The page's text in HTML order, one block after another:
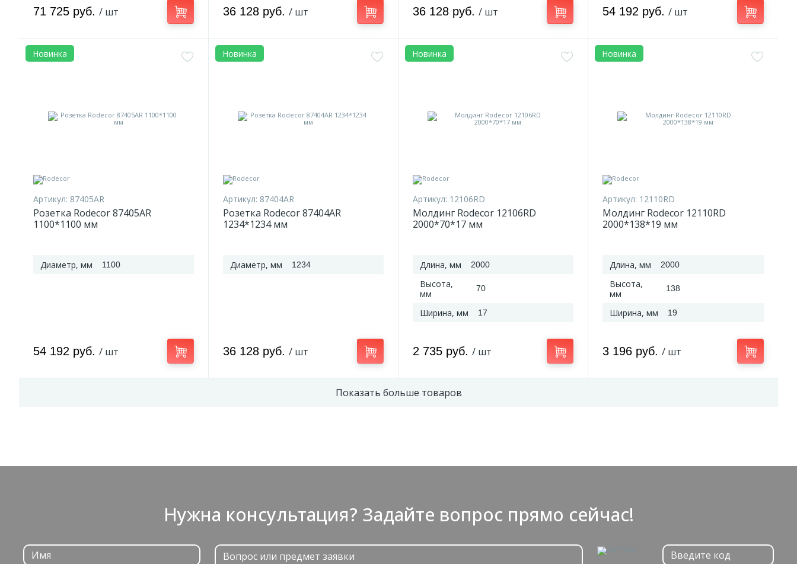
71 725 руб. / шт 36 128 руб. / шт 36 128 руб. / шт 54 192 руб. / шт
Новинка
Артикул: 87405AR
Розетка Rodecor 87405AR
1100*1100 мм
Диаметр, мм 1100
54 192 руб. / шт
Новинка
Артикул: 87404AR
Розетка Rodecor 87404AR
1234*1234 мм
Диаметр, мм 1234
36 128 руб. / шт
Новинка
Артикул: 12106RD
Молдинг Rodecor 12106RD
2000*70*17 мм
Длина, мм 2000
Высота,
мм
70
Ширина, мм 17
2 735 руб. / шт
Новинка
Артикул: 12110RD
Молдинг Rodecor 12110RD
2000*138*19 мм
Длина, мм 2000
Высота,
мм
138
Ширина, мм 19
3 196 руб. / шт
Показать больше товаров
Нужна консультация? Задайте вопрос прямо сейчас!